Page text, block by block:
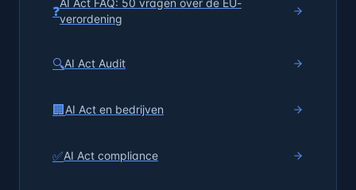
❓
AI Act FAQ: 50 vragen over de EU-
verordening
🔍AI Act Audit
🏢 AI Act en bedrijven
✅AI Act compliance